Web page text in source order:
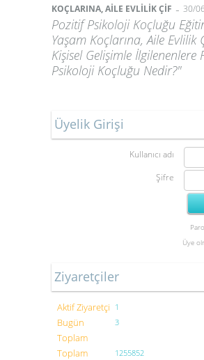
KOÇLARINA, AİLE EVLİLİK ÇİF - 30/
Pozitif Psikoloji Koçluğu
Yaşam Koçlarına, Aile
Kişisel Gelişimle
Psikoloji Koçluğu Nedir?"
Üyelik Girişi
Kullanıcı adı
Şifre
Üye
Ziyaretçiler
Aktif Ziyaretçi 1
Bugün
Toplam
3
Toplam
1255852